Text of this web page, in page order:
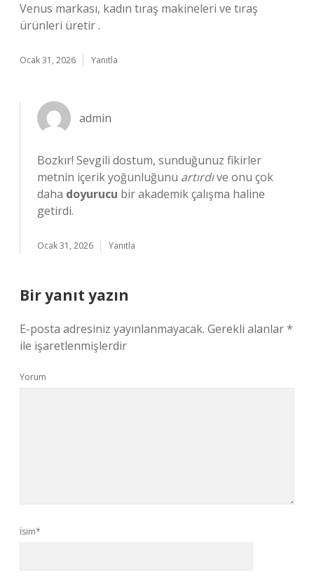
Venus markası, kadın tıraş makineleri ve tıraş
ürünleri üretir .
Ocak 31, 2026 Yanıtla
admin
Bozkır! Sevgili dostum, sunduğunuz fikirler
metnin içerik yoğunluğunu artırdıve onu çok
daha doyurucu bir akademik çalışma haline
getirdi.
Ocak 31, 2026 Yanıtla
Bir yanıt yazın
E-posta adresiniz yayınlanmayacak. Gerekli alanlar*
ile işaretlenmişlerdir
Yorum
İsim*